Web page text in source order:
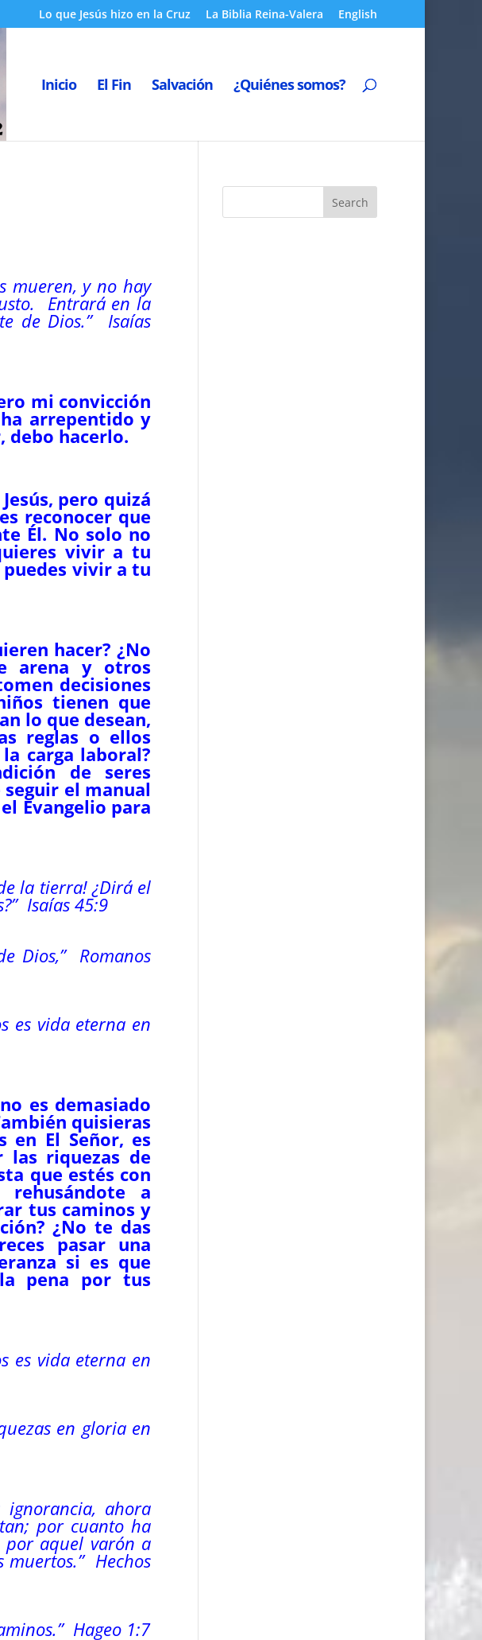
Lo que Jesús hizo en la Cruz La Biblia Reina-Valera English
Inicio El Fin Salvación ¿Quiénes somos?
mueren, y no hay
Entrará enla
de Dios.” Isaías
mi convicción
arrepentido y
debo hacerlo.
pero quizá
reconocer que
Él. No solo no
vivir a tu
vivir a tu
hacer? ¿No
arena y otros
decisiones
tienen que
lo que desean,
reglas o ellos
carga laboral?
de seres
el manual
Evangelio para
la tierra! ¿Dirá el
Isaías 45:9
Dios,” Romanos
es vida eterna en
es demasiado
quisieras
en El Señor, es
las riquezas de
que estés con
rehusándote a
tus caminos y
¿No te das
pasar una
si es que
pena por tus
es vida eterna en
en gloria en
ahora
por cuanto ha
aquel varón a
Hechos
Hageo 1:7